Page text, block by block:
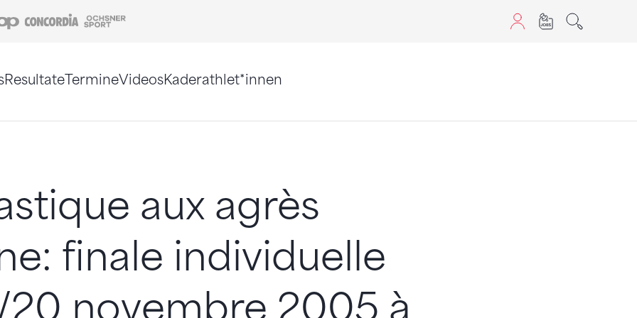
Coop Concordia
ResultateTermineVideosKaderathlet*innen
aux agrès
finale individuelle
20 novembre 2005 à